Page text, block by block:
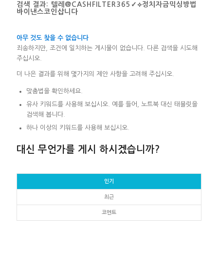
검색 결과: 텔레@CASHFILTER365✓⟡정치자금믹싱방법
바이낸스코인삽니다
아무 것도 찾을 수 없습니다
죄송하지만, 조건에 일치하는 게시물이 없습니다. 다른 검색을 시도해
주십시오.
더 나은 결과를 위해 몇가지의 제안 사항을 고려해 주십시오.
맞춤법을 확인하세요.
유사 키워드를 사용해 보십시오. 예를 들어, 노트북 대신 태블릿을
검색해 봅니다.
하나 이상의 키워드를 사용해 보십시오.
대신 무언가를 게시 하시겠습니까?
인기
최근
코멘트